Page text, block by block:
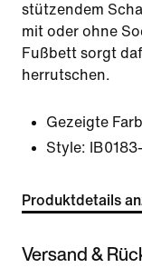
stützendem
mit oder ohne
Fußbett sorgt
herrutschen.
Gezeigte
Style:
Produktdetails
Versand &